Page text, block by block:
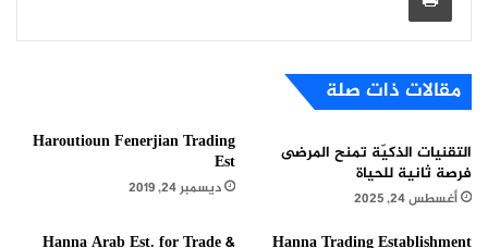
مقالات ذات صلة
التقنيات الذكيّة تمنح المرضى
فرصة ثانية للحياة
أغسطس 24, 2025
Haroutioun Fenerjian Trading
Est
ديسمبر 24, 2019